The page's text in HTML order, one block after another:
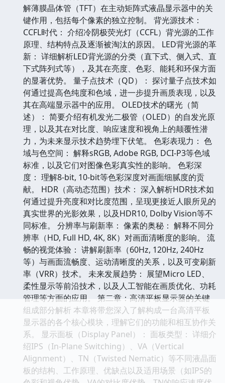
解薄膜晶体管（TFT）在主动矩阵式液晶显示器中的关
键作用，包括每个像素的独立控制。 背光源技术：
CCFL时代： 介绍冷阴极荧光灯（CCFL）背光源的工作
原理、结构特点及逐渐被淘汰的原因。 LED背光源的革
新： 详细解析LED背光源的分类（直下式、侧入式、直
下式阵列式等），及其在亮度、色彩、能耗和环保方面
的显著优势。 量子点技术（QD）： 探讨量子点技术如
何通过提高色纯度和色域，进一步提升画质表现，以及
其在高端显示器中的应用。 OLED技术的曙光（简
述）： 简要介绍有机发光二极管（OLED）的自发光原
理，以及其在对比度、响应速度和视角上的颠覆性潜
力，为未来显示技术趋势埋下伏笔。 色彩表现力： 色
域与色空间： 解释sRGB, Adobe RGB, DCI-P3等色域
标准，以及它们对图像色彩真实性的影响。 色彩深
度： 理解8-bit, 10-bit等色彩深度对画面细腻度的贡
献。 HDR（高动态范围）技术： 深入解析HDR技术如
何通过提升亮度和对比度范围，呈现更接近人眼所见的
真实世界的光影效果，以及HDR10, Dolby Vision等不
同标准。 分辨率与刷新率： 像素的奥秘： 解释不同分
辨率（HD, Full HD, 4K, 8K）对画面清晰度的影响。 流
畅的视觉体验： 讲解刷新率（60Hz, 120Hz, 240Hz
等）与画面流畅度、运动清晰度的关系，以及可变刷新
率（VRR）技术。 未来发展趋势： 展望Micro LED、
柔性显示等前沿技术，以及人工智能在画质优化、功耗
管理等方面的应用。 第二章：高清平板显示器的关键
组成部分解析 本章将带您深入了解构成一台高清平板
显示器的各个核心模块，理解它们的功能和相互协作关
系。 显示面板（Display Panel）： 面板类型： 详细介
绍IPS（In-Plane Switching）、VA（Vertical
Alignment）、TN（Twisted Nematic）等不同液晶面
板的结构、工作原理、优缺点以及适用场景（如IPS的